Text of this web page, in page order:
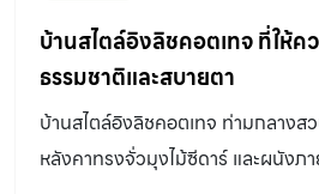
บ้านสไตล์อิงลิชคอตเทจ ที่ให้ค
ธรรมชาติและสบายตา
บ้านสไตล์อิงลิชคอตเทจ ท่ามกลางส
หลังคาทรงจั่วมุงไม้ซีดาร์ และผนัง